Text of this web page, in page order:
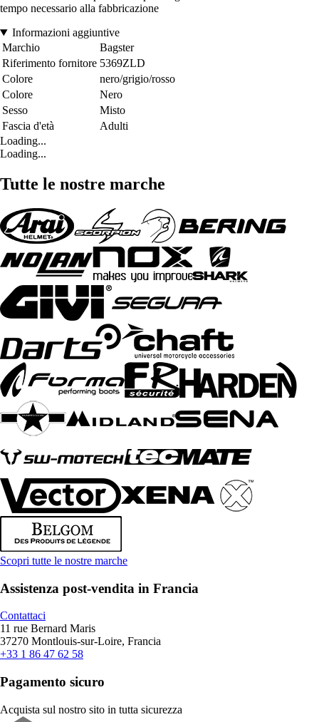
tempo necessario alla fabbricazione
Informazioni aggiuntive
Marchio
Bagster
Riferimento fornitore 5369ZLD
Colore
nero/grigio/rosso
Colore
Nero
Sesso
Misto
Fascia d'età
Adulti
Loading...
Loading...
Tutte le nostre marche
Scopri tutte le nostre marche
Assistenza post-vendita in Francia
Contattaci
11 rue Bernard Maris
37270 Montlouis-sur-Loire, Francia
+33 1 86 47 62 58
Pagamento sicuro
Acquista sul nostro sito in tutta sicurezza